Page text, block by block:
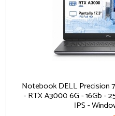
Notebook DELL Precision
- RTX A3000 6G - 16Gb -
IPS -